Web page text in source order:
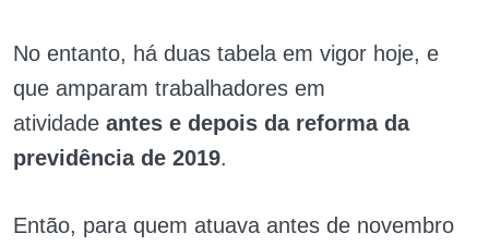
No entanto, há duas tabela em vigor hoje, e
que amparam trabalhadores em
atividade antes e depois da reforma da
previdência de 2019.
Então, para quem atuava antes de novembro